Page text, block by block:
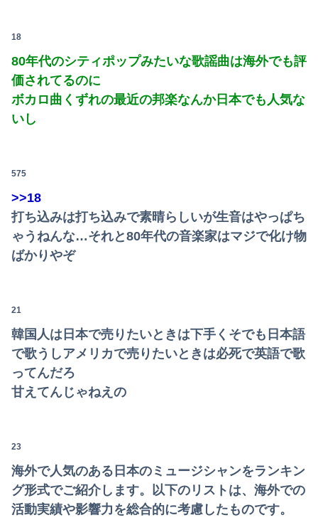
18
80年代のシティポップみたいな歌謡曲は海外でも評
価されてるのに
ボカロ曲くずれの最近の邦楽なんか日本でも人気な
いし
575
>>18
打ち込みは打ち込みで素晴らしいが生音はやっぱち
ゃうねんな…それと80年代の音楽家はマジで化け物
ばかりやぞ
21
韓国人は日本で売りたいときは下手くそでも日本語
で歌うしアメリカで売りたいときは必死で英語で歌
ってんだろ
甘えてんじゃねえの
23
海外で人気のある日本のミュージシャンをランキン
グ形式でご紹介します。以下のリストは、海外での
活動実績や影響力を総合的に考慮したものです。